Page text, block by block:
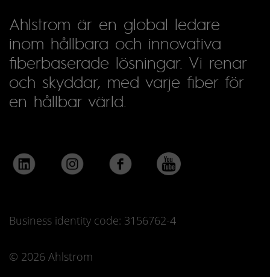
Ahlstrom är en global ledare
inom hållbara och innovativa
fiberbaserade lösningar. Vi renar
och skyddar, med varje fiber för
en hållbar värld.
Business identity code: 3156762-4
© 2026 Ahlstrom